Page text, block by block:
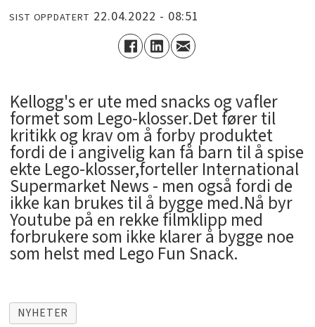
SIST OPPDATERT 22.04.2022 - 08:51
Kellogg's er ute med snacks og vafler
formet som Lego-klosser.Det fører til
kritikk og krav om å forby produktet
fordi de i angivelig kan få barn til å spise
ekte Lego-klosser,forteller International
Supermarket News - men også fordi de
ikke kan brukes til å bygge med.Nå byr
Youtube på en rekke filmklipp med
forbrukere som ikke klarer å bygge noe
som helst med Lego Fun Snack.
NYHETER